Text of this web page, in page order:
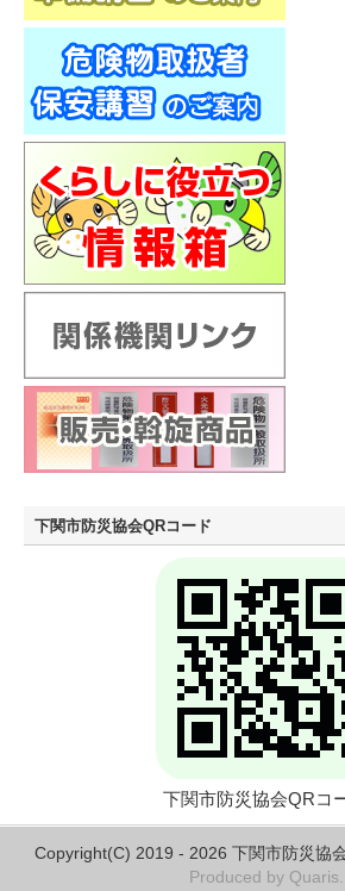
下関市防災協会QRコード
下関市防災協会QRコ
Copyright(C) 2019 - 2026 下関市防災協
Produced by Quaris.